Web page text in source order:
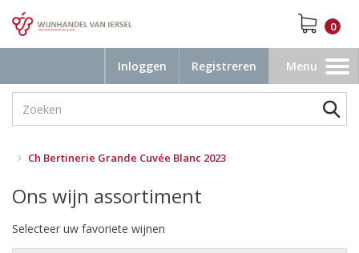
0
Inloggen Registreren
Toggle
navigation
Menu
Ch Bertinerie Grande Cuvée Blanc 2023
Ons wijn assortiment
Selecteer uw favoriete wijnen